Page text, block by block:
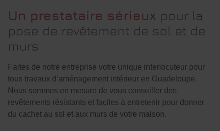
Un prestataire sérieux pour la
pose de revêtement de sol et de
murs
Faites de notre entreprise votre unique interlocuteur pour
tous travaux d’aménagement intérieur en Guadeloupe.
Nous sommes en mesure de vous conseiller des
revêtements résistants et faciles à entretenir pour donner
du cachet au sol et aux murs de votre maison.